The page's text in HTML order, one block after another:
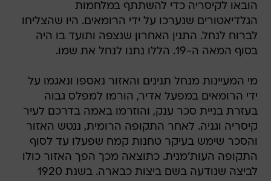
הובאו לקיסריה כדי להשתתף במלחמות
הגלדיאטורים שנערכו על ידי הרומאים. היו שהצליחו
לברוח לנחל. התנין האחרון שנצפה ותועד בו היה
בסוף המאה ה-19. הללו נתנו לנחל את שמו.
מי המעיינות מנחל תנינים והאזור נאספו ונאגמו על
ידי הרומאים במפעל אדיר, הורמו למפלס גבוה
בעזרת בניית סכר ענק, והוזרמו באמה בדרכם לעיר
קיסריה וגניה. לאחר התקופה הרומית, ננטש האזור
והסכר שימש בעיקר טחנות קמח שפעלו עד לסוף
התקופה העות'מנית. כתוצאה מכך הפך האזור כולו
לביצה שנודעה בשם ביצות כבארה. בשנת 1920